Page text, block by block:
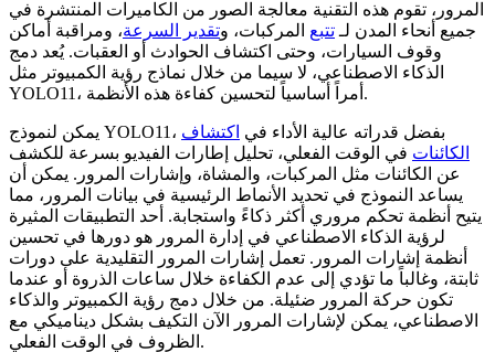
المرور، تقوم هذه التقنية معالجة الصور من الكاميرات المنتشرة في
جميع أنحاء المدن لـ تتبع المركبات، وتقدير السرعة، ومراقبة أماكن
وقوف السيارات، وحتى اكتشاف الحوادث أو العقبات. يُعد دمج
الذكاء الاصطناعي، لا سيما من خلال نماذج رؤية الكمبيوتر مثل
YOLO11، أمراً أساسياً لتحسين كفاءة هذه الأنظمة.
يمكن لنموذج YOLO11، بفضل قدراته عالية الأداء في اكتشاف
الكائنات في الوقت الفعلي، تحليل إطارات الفيديو بسرعة للكشف
عن الكائنات مثل المركبات، والمشاة، وإشارات المرور. يمكن أن
يساعد النموذج في تحديد الأنماط الرئيسية في بيانات المرور، مما
يتيح أنظمة تحكم مروري أكثر ذكاءً واستجابة. أحد التطبيقات المثيرة
لرؤية الذكاء الاصطناعي في إدارة المرور هو دورها في تحسين
أنظمة إشارات المرور. تعمل إشارات المرور التقليدية على دورات
ثابتة، وغالباً ما تؤدي إلى عدم الكفاءة خلال ساعات الذروة أو عندما
تكون حركة المرور ضئيلة. من خلال دمج رؤية الكمبيوتر والذكاء
الاصطناعي، يمكن لإشارات المرور الآن التكيف بشكل ديناميكي مع
الظروف في الوقت الفعلي.